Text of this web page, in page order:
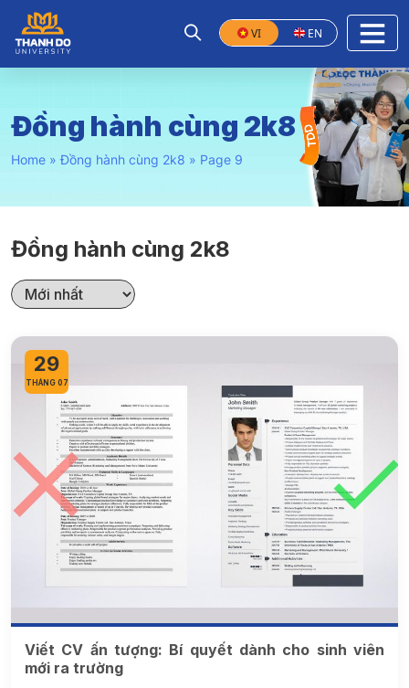
VI EN
Đồng hành cùng 2k8
Home »Đồng hành cùng 2k8 » Page 9
Đồng hành cùng 2k8
29
THÁNG 07
Viết CV ấn tượng: Bí quyết dành cho sinh viên
mới ra trường